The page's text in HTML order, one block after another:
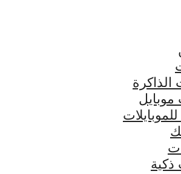
الذاكرة
موبايل